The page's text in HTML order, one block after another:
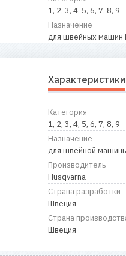
1, 2, 3, 4, 5, 6, 7, 8, 9
Назначение
для швейных машин
Характеристики
Категория
1, 2, 3, 4, 5, 6, 7, 8, 9
Назначение
для швейной
Производитель
Husqvarna
Страна разработки
Швеция
Страна
Швеция